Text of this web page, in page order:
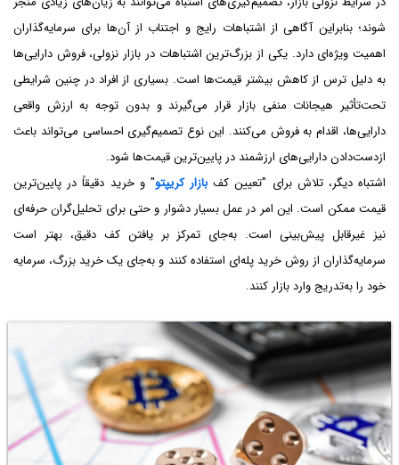
شوند؛ بنابراین آگاهی از اشتباهات رایج و اجتناب از آن‌ها برای سرمایه‌گذاران
اهمیت ویژه‌ای دارد. یکی از بزرگ‌ترین اشتباهات در بازار نزولی، فروش دارایی‌ها
به دلیل ترس از کاهش بیشتر قیمت‌ها است. بسیاری از افراد در چنین شرایطی
تحت‌تأثیر هیجانات منفی بازار قرار می‌گیرند و بدون توجه به ارزش واقعی
دارایی‌ها، اقدام به فروش می‌کنند. این نوع تصمیم‌گیری احساسی می‌تواند باعث
ازدست‌دادن دارایی‌های ارزشمند در پایین‌ترین قیمت‌ها شود.
اشتباه دیگر، تلاش برای "تعیین کف بازار کریپتو" و خرید دقیقاً در پایین‌ترین
قیمت ممکن است. این امر در عمل بسیار دشوار و حتی برای تحلیل‌گران حرفه‌ای
نیز غیرقابل پیش‌بینی است. به‌جای تمرکز بر یافتن کف دقیق، بهتر است
سرمایه‌گذاران از روش خرید پله‌ای استفاده کنند و به‌جای یک خرید بزرگ، سرمایه
خود را به‌تدریج وارد بازار کنند.